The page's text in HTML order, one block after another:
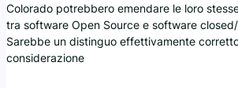
Colorado potrebbero emendare le loro
tra software Open Source e software
Sarebbe un distinguo effettivamente
considerazione